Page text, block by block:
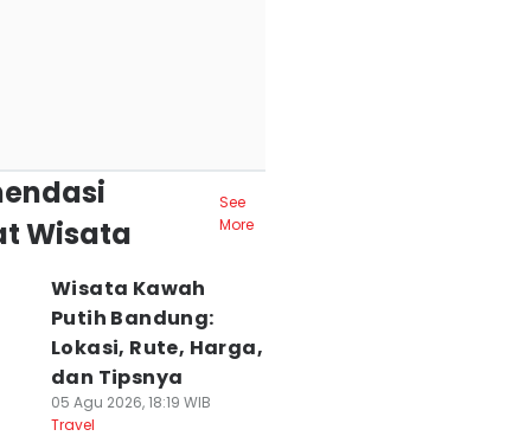
Wisata
See
More
Wisata Kawah
Putih Bandung:
Lokasi, Rute, Harga,
dan Tipsnya
05 Agu 2026, 18:19 WIB
Travel